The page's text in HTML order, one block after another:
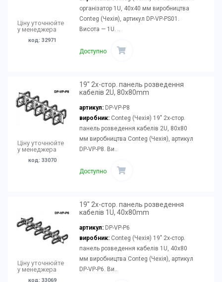
Ціну уточнюйте
у менеджера
код: 32971
організатор 1U, 40x40 мм виробництва
Conteg (Чехія), артикул DP-VP-PS01.
Висота — 1U. ..
Доступно
Ціну уточнюйте
у менеджера
код: 33070
19" 2х-стор. панель розведення
кабелів 2U, 80x80mm
артикул: DP-VP-P8
виробник:Conteg (Чехія) 19" 2х-стор.
панель розведення кабелів 2U, 80x80
мм виробництва Conteg (Чехія), артикул
DP-VP-P8. Ви..
Доступно
Ціну уточнюйте
у менеджера
код: 33069
19" 2х-стор. панель розведення
кабелів 1U, 40x80mm
артикул: DP-VP-P6
виробник:Conteg (Чехія) 19" 2х-стор.
панель розведення кабелів 1U, 40x80
мм виробництва Conteg (Чехія), артикул
DP-VP-P6. Ви..